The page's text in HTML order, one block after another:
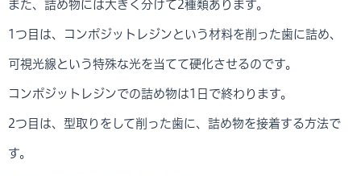
また、詰め物には大きく分けて2種類あります。
1つ目は、コンポジットレジンという材料を削った歯に詰め、
可視光線という特殊な光を当てて硬化させるのです。
コンポジットレジンでの詰め物は1日で終わります。
2つ目は、型取りをして削った歯に、詰め物を接着する方法で
す。